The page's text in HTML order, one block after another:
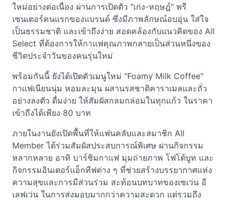
ใหม่อย่างต่อเนื่อง ผ่านการเปิดตัว "เก่ง-หฤษฎ์" พรี
เซนเตอร์คนแรกของแบรนด์ ซึ่งมีภาพลักษณ์อบอุ่น ใส่ใจ
เป็นธรรมชาติ และเข้าถึงง่าย สอดคล้องกับแนวคิดของ All
Select ที่ต้องการให้กาแฟคุณภาพกลายเป็นส่วนหนึ่งของ
ชีวิตประจำวันของคนรุ่นใหม่
พร้อมกันนี้ ยังได้เปิดตัวเมนูใหม่ "Foamy Milk Coffee"
กาแฟเนียนนุ่ม หอมละมุน ผสานรสชาติคาราเมลและถั่ว
อย่างลงตัว ดื่มง่าย ให้สัมผัสกลมกล่อมในทุกแก้ว ในราคา
เข้าถึงได้เพียง 80 บาท
ภายในงานยังเปิดพื้นที่ให้แฟนคลับและสมาชิก All
Member ได้ร่วมสัมผัสประสบการณ์พิเศษ ผ่านกิจกรรม
หลากหลาย อาทิ บาร์ชิมกาแฟ มุมถ่ายภาพ โฟโต้บูท และ
กิจกรรมอินเตอร์แอ็กทีฟต่าง ๆ ที่ช่วยสร้างบรรยากาศแห่ง
ความสุขและการมีส่วนร่วม สะท้อนบทบาทของเซเว่น อี
เลฟเว่น ในการส่งมอบมากกว่าความสะดวก แต่รวมถึง